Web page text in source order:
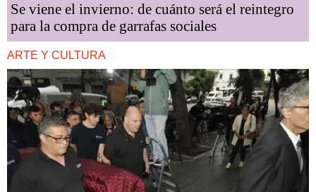
Se viene el invierno: de cuánto será el reintegro
para la compra de garrafas sociales
ARTE Y CULTURA